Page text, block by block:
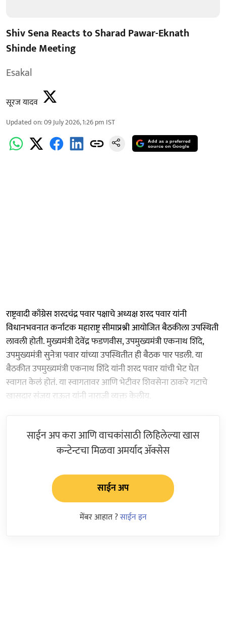
Shiv Sena Reacts to Sharad Pawar-Eknath
Shinde Meeting
Esakal
सूरज यादव
Updated on:09 July 2026, 1:26 pm IST
Add as a preferred
source on Google
राष्ट्रवादी काँग्रेस शरदचंद्र पवार पक्षाचे अध्यक्ष शरद पवार यांनी
विधानभवनात कर्नाटक महाराष्ट्र सीमाप्रश्नी आयोजित बैठकीला उपस्थिती
लावली होती. मुख्यमंत्री देवेंद्र फडणवीस, उपमुख्यमंत्री एकनाथ शिंदे,
उपमुख्यमंत्री सुनेत्रा पवार यांच्या उपस्थितीत ही बैठक पार पडली. या
बैठकीत उपमुख्यमंत्री एकनाथ शिंदे यांनी शरद पवार यांची भेट घेत
स्वागत केलं होतं. या स्वागतावर आणि भेटीवर शिवसेना ठाकरे गटाचे
खासदार संजय राऊत यांनी नाराजी व्यक्त केलीय.
साईन अप करा आणि वाचकांसाठी लिहिलेल्या खास
कन्टेन्टचा मिळवा अमर्याद ॲक्सेस
साईन अप
मेंबर आहात ?साईन इन